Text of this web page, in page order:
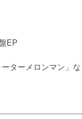
EP
ターメロンマン」